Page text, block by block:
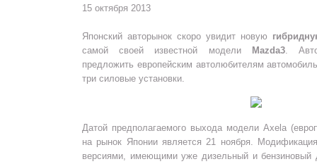
15 октября 2013
Японский авторынок скоро увидит новую
самой своей известной модели
Mazda3.
предложить европейским автолюбителям
три силовые установки.
Датой предполагаемого выхода модели Axela
на рынок Японии является 21 ноября.
версиями, имеющими уже дизельный и бензиновый